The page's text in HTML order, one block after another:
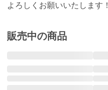
よろしくお願いいたします！
販売中の商品